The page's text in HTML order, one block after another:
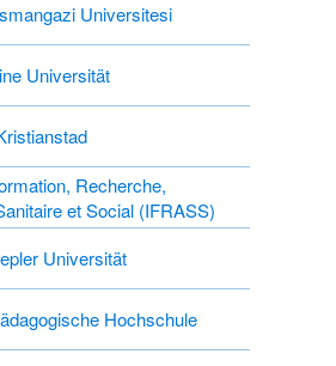
Universitesi
Universität
Recherche,
et Social (IFRASS)
Universität
Hochschule